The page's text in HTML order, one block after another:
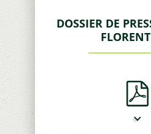
DOSSIER DE